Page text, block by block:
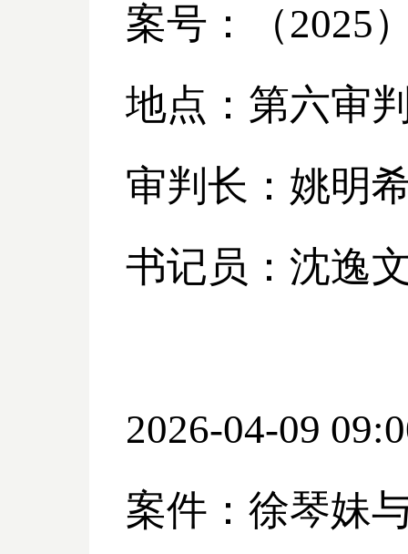
案号：（2025
地点：第六审
审判长：姚明
书记员：沈逸
2026-04-09
案件：徐琴妹